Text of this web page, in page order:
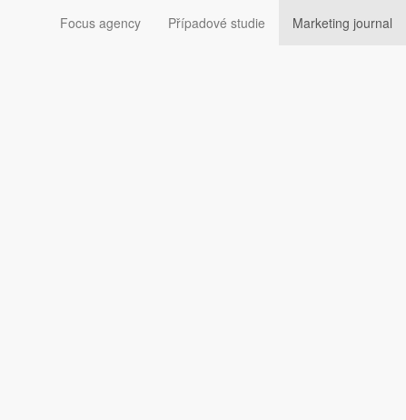
Focus agency Případové studie
Marketing journal
Pokud srovnáme kampaně obou zmíněných
jež věří. V druhém případě měla kampaň
dynamického leadera ovládajícího celou škálu
"hodnotově orientovaných" voličů. V předvolebních
pro postup do druhého kola volby bude zapotřebí, aby